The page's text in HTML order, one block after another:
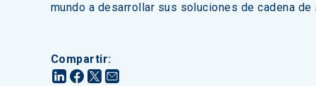
mundo a desarrollar sus soluciones de cadena de
Compartir: